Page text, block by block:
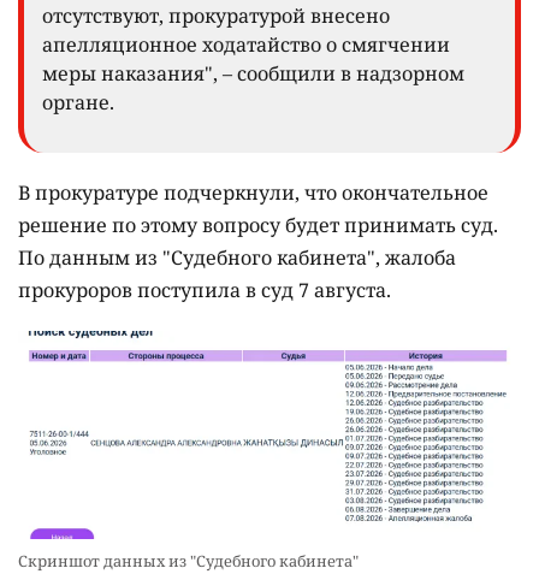
отсутствуют, прокуратурой внесено
апелляционное ходатайство о смягчении
меры наказания", – сообщили в надзорном
органе.
В прокуратуре подчеркнули, что окончательное
решение по этому вопросу будет принимать суд.
По данным из "Судебного кабинета", жалоба
прокуроров поступила в суд 7 августа.
Скриншот данных из "Судебного кабинета"